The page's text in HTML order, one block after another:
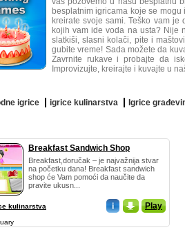
besplatnim igricama koje se
kreirate svoje sami. Teško vam
kojih vam ide voda na usta? Nije
slatkiši, slasni kolači, pite i
gubite vreme! Sada možete da
Zavrnite rukave i probajte da
Improvizujte, kreirajte i kuvajte u
igrice igrice kulinarstva Igrice
Breakfast Sandwich Shop
Breakfast,doručak – je najvažnija stvar
na početku dana! Breakfast sandwich
shop će Vam pomoći da naučite da
pravite ukusn...
kulinarstva i _ Play